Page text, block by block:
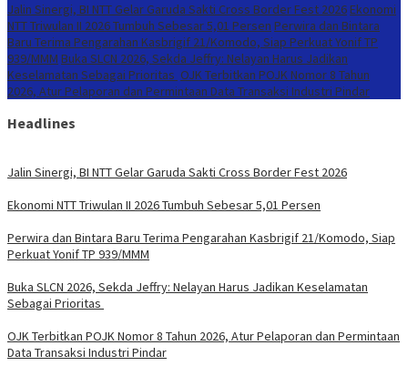
Jalin Sinergi, BI NTT Gelar Garuda Sakti Cross Border Fest 2026 Ekonomi
NTT Triwulan II 2026 Tumbuh Sebesar 5,01 Persen Perwira dan Bintara
Baru Terima Pengarahan Kasbrigif 21/Komodo, Siap Perkuat Yonif TP
939/MMM Buka SLCN 2026, Sekda Jeffry: Nelayan Harus Jadikan
Keselamatan Sebagai Prioritas OJK Terbitkan POJK Nomor 8 Tahun
2026, Atur Pelaporan dan Permintaan Data Transaksi Industri Pindar
Headlines
Jalin Sinergi, BI NTT Gelar Garuda Sakti Cross Border Fest 2026
Ekonomi NTT Triwulan II 2026 Tumbuh Sebesar 5,01 Persen
Perwira dan Bintara Baru Terima Pengarahan Kasbrigif 21/Komodo, Siap
Perkuat Yonif TP 939/MMM
Buka SLCN 2026, Sekda Jeffry: Nelayan Harus Jadikan Keselamatan
Sebagai Prioritas
OJK Terbitkan POJK Nomor 8 Tahun 2026, Atur Pelaporan dan Permintaan
Data Transaksi Industri Pindar